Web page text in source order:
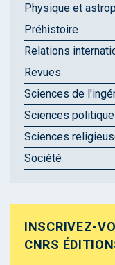
Physique et
Préhistoire
Relations
Revues
Sciences de
Sciences
Sciences
Société
INSCRIVEZ-
CNRS